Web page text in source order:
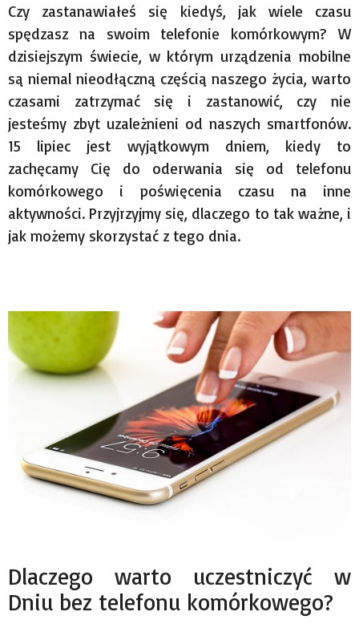
Czy zastanawiałeś się kiedyś, jak wiele czasu
spędzasz na swoim telefonie komórkowym? W
dzisiejszym świecie, w którym urządzenia mobilne
są niemal nieodłączną częścią naszego życia, warto
czasami zatrzymać się i zastanowić, czy nie
jesteśmy zbyt uzależnieni od naszych smartfonów.
15 lipiec jest wyjątkowym dniem, kiedy to
zachęcamy Cię do oderwania się od telefonu
komórkowego i poświęcenia czasu na inne
aktywności. Przyjrzyjmy się, dlaczego to tak ważne, i
jak możemy skorzystać z tego dnia.
Dlaczego warto uczestniczyć w
Dniu bez telefonu komórkowego?